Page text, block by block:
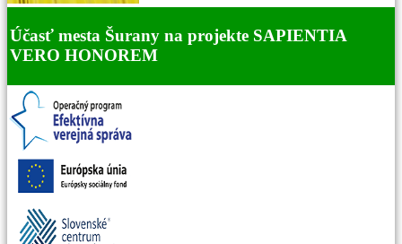
Účasť mesta Šurany na projekte SAPIENTIA
VERO HONOREM